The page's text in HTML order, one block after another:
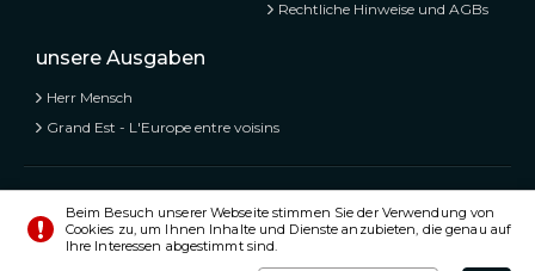
Rechtliche Hinweise und AGBs
unsere Ausgaben
Herr Mensch
Grand Est - L'Europe entre voisins
Voisins - Nachbarn, Kostenlose und geteilte Informationen
© Alle Rechte vorbehalten 2020 - 2026
Beim Besuch unserer Webseite stimmen Sie der Verwendung von
Cookies zu, um Ihnen Inhalte und Dienste anzubieten, die genau auf
Ihre Interessen abgestimmt sind.